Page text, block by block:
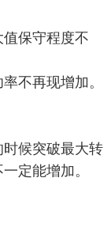
保守程度不
不再现增加。
候突破最大转
定能增加。